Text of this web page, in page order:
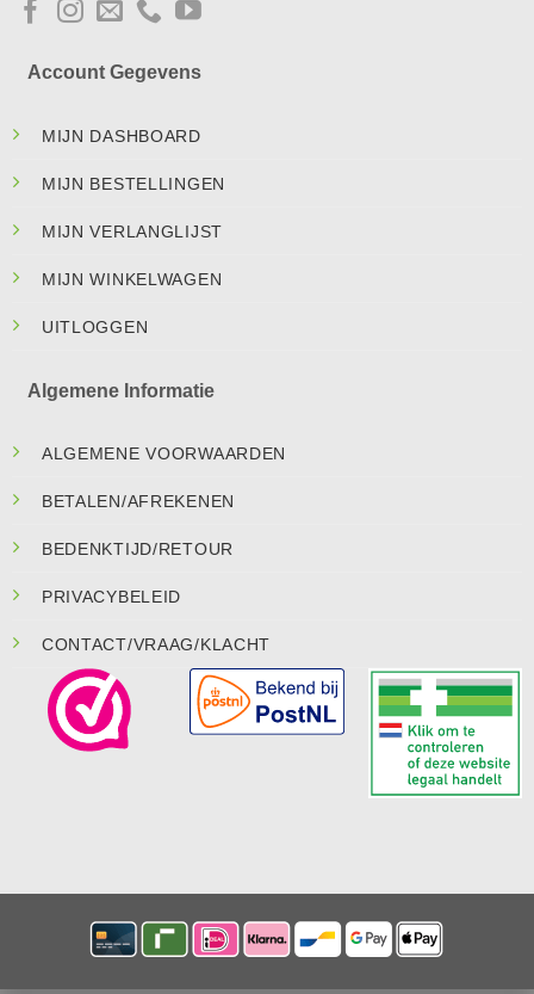
Account Gegevens
MIJN DASHBOARD
MIJN BESTELLINGEN
MIJN VERLANGLIJST
MIJN WINKELWAGEN
UITLOGGEN
Algemene Informatie
ALGEMENE VOORWAARDEN
BETALEN/AFREKENEN
BEDENKTIJD/RETOUR
PRIVACYBELEID
CONTACT/VRAAG/KLACHT